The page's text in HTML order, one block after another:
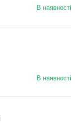
В наявності
В наявності